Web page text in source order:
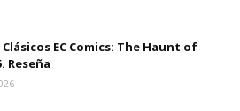
EC Comics: The Haunt of
Reseña